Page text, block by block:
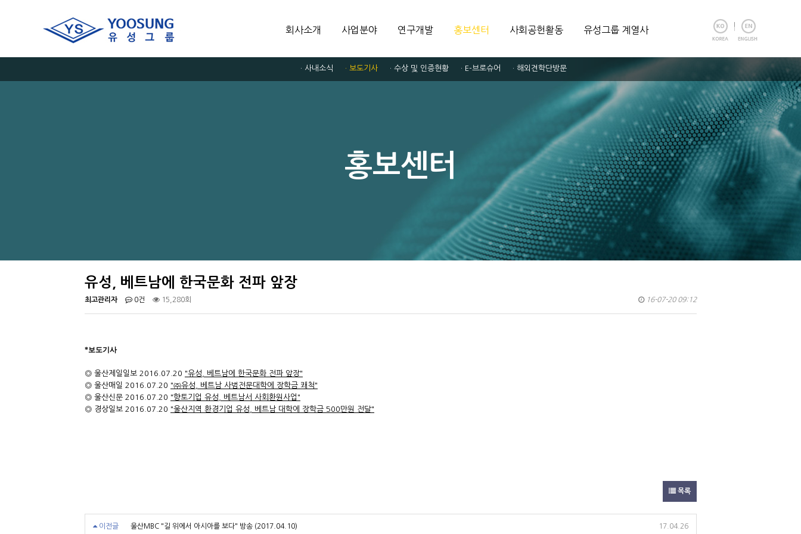
회사소개 사업분야 연구개발 홍보센터
· 사내소식 · 보도기사 · 수상 및 인증현황 · E-브로슈어 · 해외견학단방문
사회공헌활동 유성그룹 계열사
홍보센터
유성, 베트남에 한국문화 전파 앞장
최고관리자 0건 15,280회 16-07-20 09:12
*보도기사
◎ 울산제일일보 2016.07.20 "유성, 베트남에 한국문화 전파 앞장"
◎ 울산매일 2016.07.20 "㈜유성, 베트남 사범전문대학에 장학금 쾌척"
◎ 울산신문 2016.07.20 "향토기업 유성, 베트남서 사회환원사업"
◎ 경상일보 2016.07.20 "울산지역 환경기업 유성, 베트남 대학에 장학금 500만원 전달"
목록
이전글 울산MBC "길 위에서 아시아를 보다" 방송 (2017.04.10) 17.04.26